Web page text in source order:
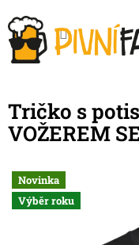
na
obsah
Tričko s
VOŽEREM
Novinka
Výběr roku